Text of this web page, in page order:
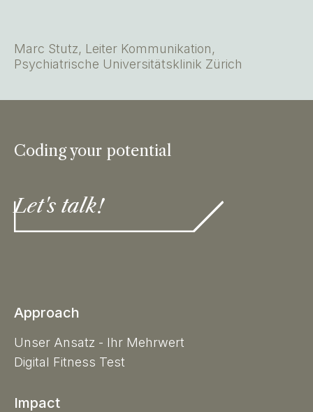
Marc Stutz, Leiter Kommunikation,
Psychiatrische Universitätsklinik Zürich
Coding your potential
Let's talk!
Approach
Unser Ansatz - Ihr Mehrwert
Digital Fitness Test
Impact